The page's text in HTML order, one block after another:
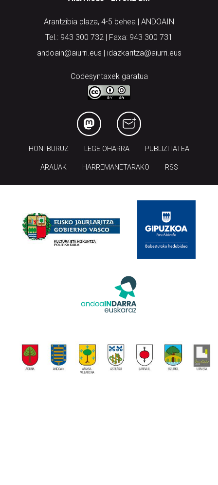
Arantzibia plaza, 4-5 behea | ANDOAIN
Tel.: 943 300 732 | Faxa: 943 300 731
andoain@aiurri.eus | idazkaritza@aiurri.eus
Codesyntaxek garatua
HONI BURUZ LEGE OHARRA PUBLIZITATEA
ARAUAK HARREMANETARAKO RSS